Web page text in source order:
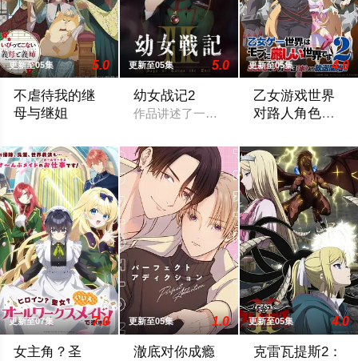
更新至05集 5.0
不虐待我的继
母与继姐
更新至05集 5.0
幼女战记2
作品讲述了一位精英上班族转生至战火纷
更新至05集 4.0
乙女游戏世界
对路人角色很
更新至07集 7.0
女主角？圣
更新至05集 1.0
澈底对你成瘾
更新至05集 4.0
克雷瓦提斯2：